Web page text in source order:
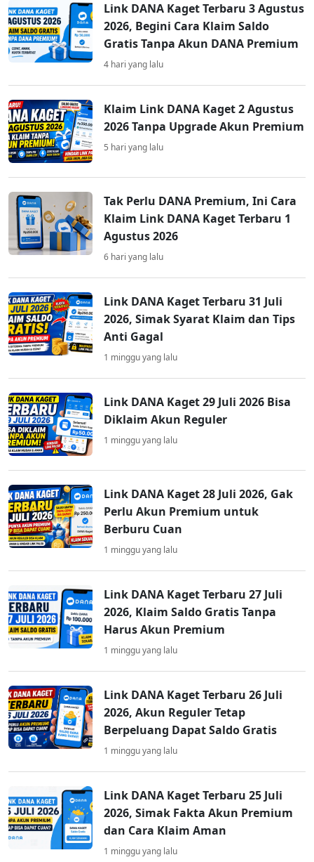
Link DANA Kaget Terbaru 3 Agustus
2026, Begini Cara Klaim Saldo
Gratis Tanpa Akun DANA Premium
4 hari yang lalu
Klaim Link DANA Kaget 2 Agustus
2026 Tanpa Upgrade Akun Premium
5 hari yang lalu
Tak Perlu DANA Premium, Ini Cara
Klaim Link DANA Kaget Terbaru 1
Agustus 2026
6 hari yang lalu
Link DANA Kaget Terbaru 31 Juli
2026, Simak Syarat Klaim dan Tips
Anti Gagal
1 minggu yang lalu
Link DANA Kaget 29 Juli 2026 Bisa
Diklaim Akun Reguler
1 minggu yang lalu
Link DANA Kaget 28 Juli 2026, Gak
Perlu Akun Premium untuk
Berburu Cuan
1 minggu yang lalu
Link DANA Kaget Terbaru 27 Juli
2026, Klaim Saldo Gratis Tanpa
Harus Akun Premium
1 minggu yang lalu
Link DANA Kaget Terbaru 26 Juli
2026, Akun Reguler Tetap
Berpeluang Dapat Saldo Gratis
1 minggu yang lalu
Link DANA Kaget Terbaru 25 Juli
2026, Simak Fakta Akun Premium
dan Cara Klaim Aman
1 minggu yang lalu